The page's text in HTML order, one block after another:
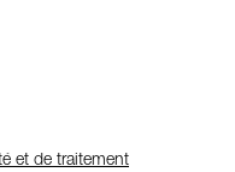
et de traitement